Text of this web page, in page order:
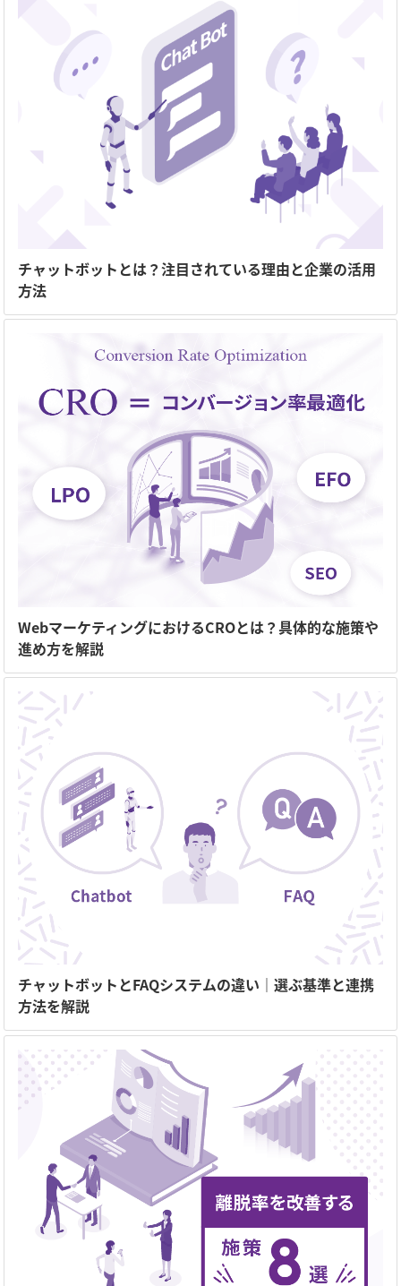
チャットボットとは？注目されている理由と企業の活用
方法
WebマーケティングにおけるCROとは？具体的な施策や
進め方を解説
チャットボットとFAQシステムの違い｜選ぶ基準と連携
方法を解説